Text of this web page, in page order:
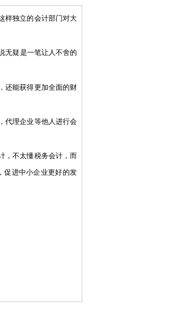
样独立的会计部门对大
无疑是一笔让人不舍的
还能获得更加全面的财
代理企业等他人进行会
，不太懂税务会计，而
促进中小企业更好的发